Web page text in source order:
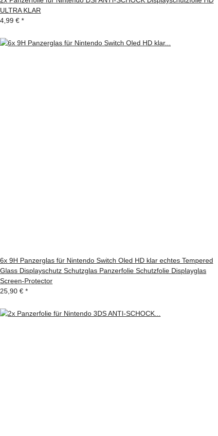
ULTRA KLAR
4,99 € *
6x 9H Panzerglas für Nintendo Switch Oled HD klar echtes Tempered
Glass Displayschutz Schutzglas Panzerfolie Schutzfolie Displayglas
Screen-Protector
25,90 € *